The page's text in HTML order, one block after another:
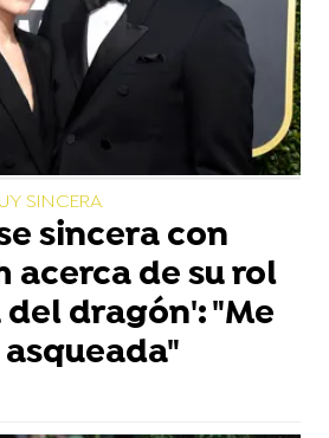
SINCERA
sincera con
acerca de su rol
del dragón': "Me